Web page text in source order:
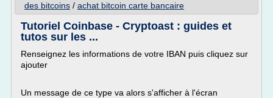
des bitcoins / achat bitcoin carte bancaire
Tutoriel Coinbase - Cryptoast : guides et
tutos sur les ...
Renseignez les informations de votre IBAN puis cliquez sur
ajouter
Un message de ce type va alors s'afficher à l'écran